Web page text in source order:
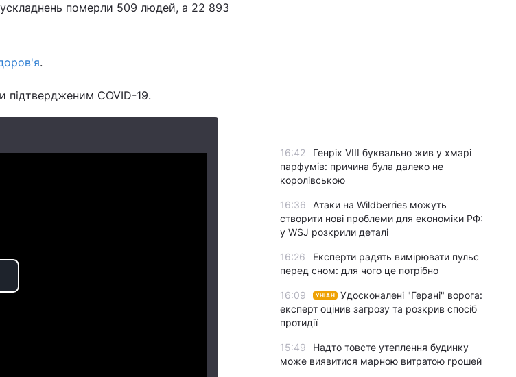
ускладнень померли 509 людей, а 22 893
.
підтвердженим COVID-19.
16:42
Генріх VIII буквально жив у хмарі
парфумів: причина була далеко не
королівською
16:36
Атаки на Wildberries можуть
створити нові проблеми для економіки РФ:
у WSJ розкрили деталі
16:26
Експерти радять вимірювати пульс
перед сном: для чого це потрібно
16:09 УНІАН
Удосконалені "Герані" ворога:
експерт оцінив загрозу та розкрив спосіб
протидії
15:49
Надто товсте утеплення будинку
може виявитися марною витратою грошей